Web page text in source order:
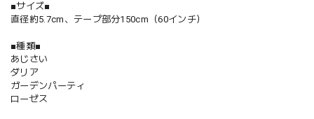
■サイズ■
直径約5.7cm、テープ部分150cm（60インチ）
■種類■
あじさい
ダリア
ガーデンパーティ
ローゼス